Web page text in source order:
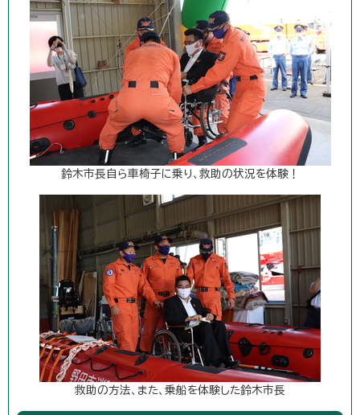
鈴木市長自ら車椅子に乗り、救助の状況を体験！
救助の方法、また、乗船を体験した鈴木市長